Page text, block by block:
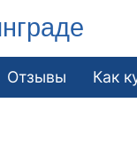
Отзывы Как